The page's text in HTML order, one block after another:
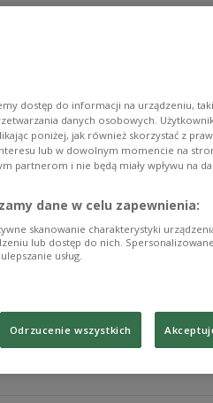
secesji
opierały się na
Monachium Praga
dostęp do informacji na urządzeniu,
danych osobowych.
poniżej, jak również skorzystać z
lub w dowolnym momencie na
partnerom i nie będą miały wpływu na
dane w celu zapewnienia:
skanowanie charakterystyki
lub dostęp do nich.
usług.
Odrzucenie wszystkich